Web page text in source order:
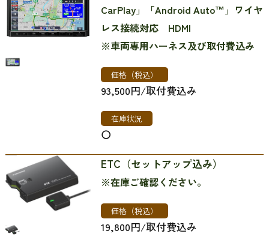
CarPlay」「Android Auto™」ワイヤ
レス接続対応 HDMI
※車両専用ハーネス及び取付費込み
価格（税込）
93,500円/取付費込み
在庫状況
〇
ETC（セットアップ込み）
※在庫ご確認ください。
価格（税込）
19,800円/取付費込み